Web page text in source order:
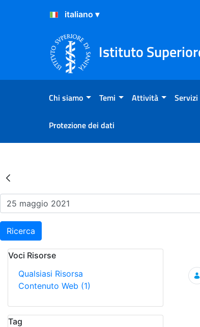
Salta al Contenuto
Salta al Footer
Istituto
Chi siamo Temi Attività Servizi
Protezione dei dati
Risultati della Ricerca -
Ricerca
Voci Risorse
Qualsiasi Risorsa
Contenuto Web (1)
Tag